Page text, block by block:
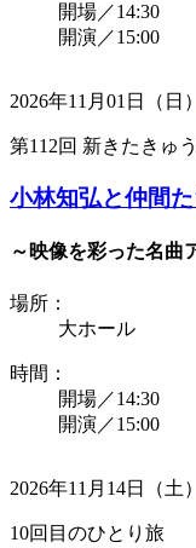
開場／14:30
開演／15:00
2026年11月01日（日
第112回 新きたきゅ
小林知弘と仲間
～映像を彩った名曲
場所：
大ホール
時間：
開場／14:30
開演／15:00
2026年11月14日（土
10回目のひとり旅